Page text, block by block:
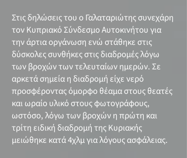
Στις δηλώσεις του ο Γαλαταριώτης συνεχάρη
τον Κυπριακό Σύνδεσμο Αυτοκινήτου για
την άρτια οργάνωση ενώ στάθηκε στις
δύσκολες συνθήκες στις διαδρομές λόγω
των βροχών των τελευταίων ημερών. Σε
αρκετά σημεία η διαδρομή είχε νερό
προσφέροντας όμορφο θέαμα στους θεατές
και ωραίο υλικό στους φωτογράφους,
ωστόσο, λόγω των βροχών η πρώτη και
τρίτη ειδική διαδρομή της Κυριακής
μειώθηκε κατά 4χλμ για λόγους ασφάλειας.